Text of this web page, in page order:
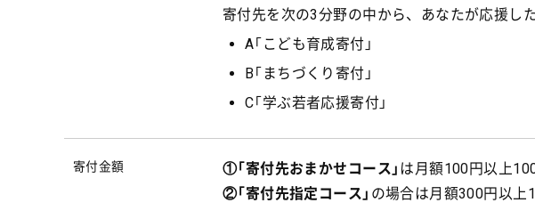
寄付先を次の3分野の中から、あなたが応援し
A「こども育成寄付」
B「まちづくり寄付」
C「学ぶ若者応援寄付」
寄付金額 ①「寄付先おまかせコース」 は月額100円以上
②「寄付先指定コース」 の場合は月額300円以上